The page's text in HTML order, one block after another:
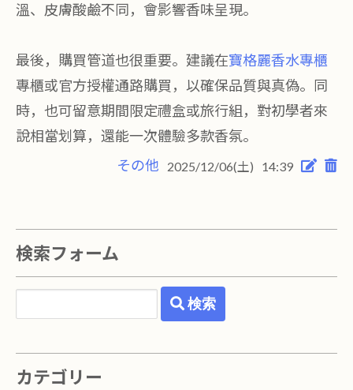
溫、皮膚酸鹼不同，會影響香味呈現。
最後，購買管道也很重要。建議在寶格麗香水專櫃
專櫃或官方授權通路購買，以確保品質與真偽。同
時，也可留意期間限定禮盒或旅行組，對初學者來
說相當划算，還能一次體驗多款香氛。
その他
2025/12/06(土) 14:39
検索フォーム
検索
カテゴリー